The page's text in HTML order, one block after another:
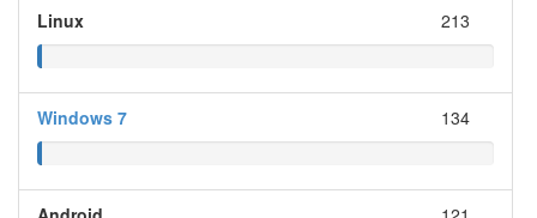
Linux 213
Windows 7 134